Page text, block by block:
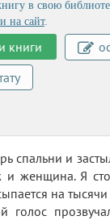
в свою
на сайт.
книги
спальни и
женщина. Я
на